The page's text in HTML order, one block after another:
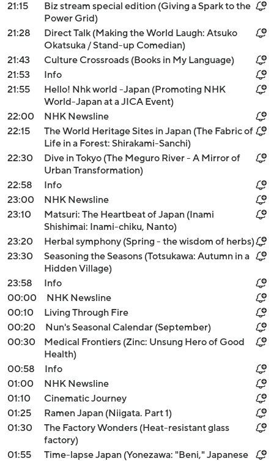
21:15
Biz stream special edition (Giving a Spark to the
Power Grid)
21:28
Direct Talk (Making the World Laugh: Atsuko
Okatsuka / Stand-up Comedian)
21:43
Culture Crossroads (Books in My Language)
21:53
Info
21:55
Hello! Nhk world -Japan (Promoting NHK
World-Japan at a JICA Event)
22:00
NHK Newsline
22:15
The World Heritage Sites in Japan (The Fabric of
Life in a Forest: Shirakami-Sanchi)
22:30
Dive in Tokyo (The Meguro River - A Mirror of
Urban Transformation)
22:58
Info
23:00
NHK Newsline
23:10
Matsuri: The Heartbeat of Japan (Inami
Shishimai: Inami-chiku, Nanto)
23:20
Herbal symphony (Spring - the wisdom of herbs)
23:30
Seasoning the Seasons (Totsukawa: Autumn in a
Hidden Village)
23:58
Info
00:00
NHK Newsline
00:10
Living Through Fire
00:20
Nun's Seasonal Calendar (September)
00:30
Medical Frontiers (Zinc: Unsung Hero of Good
Health)
00:58
Info
01:00
NHK Newsline
01:10
Cinematic Journey
01:25
Ramen Japan (Niigata. Part 1)
01:30
The Factory Wonders (Heat-resistant glass
factory)
01:55
Time-lapse Japan (Yonezawa: "Beni," Japanese